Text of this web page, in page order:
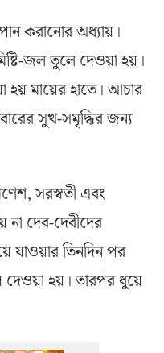
করানোর অধ্যায়।
জল তুলে দেওয়া হয়।
হয় মায়ের হাতে। আচার
সুখ-সমৃদ্ধির জন্য
সরস্বতী এবং
না দেব-দেবীদের
যাওয়ার তিনদিন পর
দেওয়া হয়। তারপর ধুয়ে